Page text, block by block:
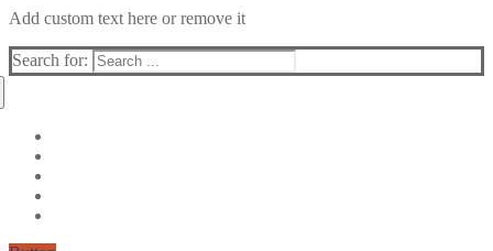
Add custom text here or remove it
Search for: